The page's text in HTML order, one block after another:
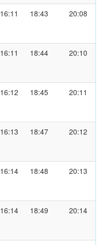
16:11 18:43 20:08
16:11 18:44 20:10
16:12 18:45 20:11
16:13 18:47 20:12
16:14 18:48 20:13
16:14 18:49 20:14